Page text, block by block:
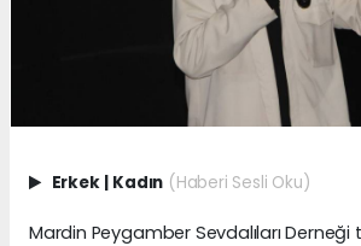
Erkek | Kadın (Haberi Sesli Oku)
Mardin Peygamber Sevdalıları Derneği